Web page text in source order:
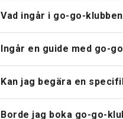
Vad ingår i go-go-
Ingår en guide med go-
Kan jag begära en
Borde jag boka go-go-